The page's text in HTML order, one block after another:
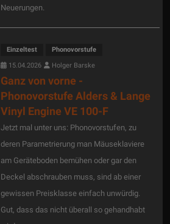
Neuerungen.
Einzeltest
Phonovorstufe
15.04.2026
Holger Barske
Ganz von vorne -
Phonovorstufe Alders & Lange
Vinyl Engine VE 100-F
Jetzt mal unter uns: Phonovorstufen, zu
deren Parametrierung man Mäuseklaviere
am Geräteboden bemühen oder gar den
Deckel abschrauben muss, sind ab einer
gewissen Preisklasse einfach unwürdig.
Gut, dass das nicht überall so gehandhabt